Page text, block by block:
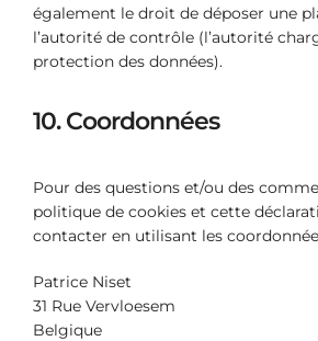
également le droit de déposer une
l’autorité de contrôle (l’autorité
protection des données).
10. Coordonnées
Pour des questions et/ou des
politique de cookies et cette
contacter en utilisant les
Patrice Niset
31 Rue Vervloesem
Belgique